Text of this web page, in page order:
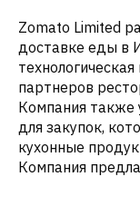
Zomato Limited
доставке еды в
партнеров
Компания также
для закупок,
кухонные
Компания